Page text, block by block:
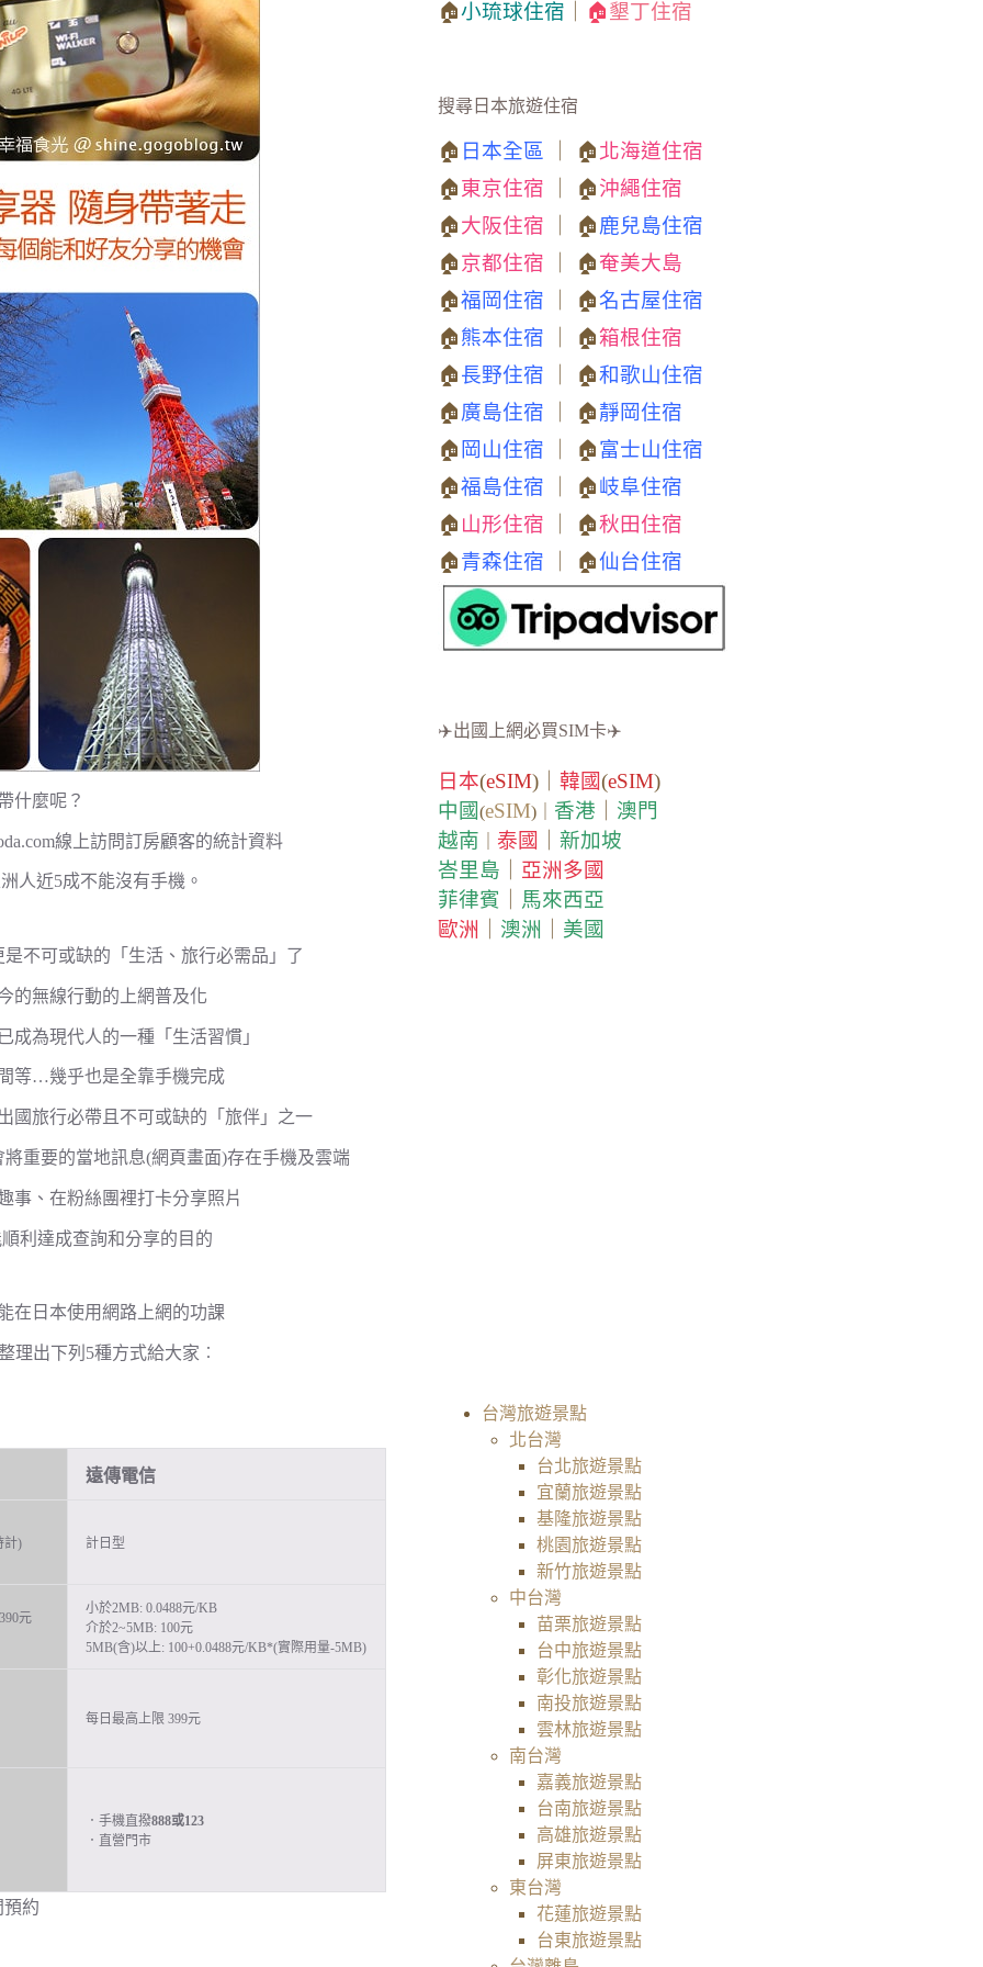
什麼呢？
線上訪問訂房顧客的統計資料
人近5成不能沒有手機。
不可或缺的「生活、旅行必需品」了
的無線行動的上網普及化
成為現代人的一種「生活習慣」
等…幾乎也是全靠手機完成
國旅行必帶且不可或缺的「旅伴」之一
重要的當地訊息(網頁畫面)存在手機及雲端
事、在粉絲團裡打卡分享照片
利達成查詢和分享的目的
在日本使用網路上網的功課
理出下列5種方式給大家︰
遠傳電信
計) 計日型
元
小於2MB: 0.0488元/KB
介於2~5MB: 100元
5MB(含)以上: 100+0.0488元/KB*(實際用量-5MB)
每日最高上限 399元
．手機直撥888或123
．直營門市
約
🏠小琉球住宿 🏠墾丁住宿
搜尋日本旅遊住宿
🏠 日本全區 ｜ 🏠北海道住宿
🏠東京住宿 ｜ 🏠沖繩住宿
🏠大阪住宿 ｜ 🏠鹿兒島住宿
🏠京都住宿 ｜ 🏠奄美大島
🏠福岡住宿 ｜ 🏠名古屋住宿
🏠熊本住宿 ｜ 🏠箱根住宿
🏠長野住宿 ｜ 🏠和歌山住宿
🏠廣島住宿 ｜ 🏠靜岡住宿
🏠 岡山住宿 ｜ 🏠富士山住宿
🏠福島住宿 ｜ 🏠岐阜住宿
🏠 山形住宿 ｜ 🏠秋田住宿
🏠青森住宿 ｜ 🏠仙台住宿
✈️出國上網必買SIM卡✈️
日本(eSIM)｜ 韓國(eSIM)
中國(eSIM)｜ 香港
澳門
越南
泰國
新加坡
峇里島
亞洲多國
菲律賓
馬來西亞
歐洲
澳洲 美國
台灣旅遊景點
北台灣
台北旅遊景點
宜蘭旅遊景點
基隆旅遊景點
桃園旅遊景點
新竹旅遊景點
中台灣
苗栗旅遊景點
台中旅遊景點
彰化旅遊景點
南投旅遊景點
雲林旅遊景點
南台灣
嘉義旅遊景點
台南旅遊景點
高雄旅遊景點
屏東旅遊景點
東台灣
花蓮旅遊景點
台東旅遊景點